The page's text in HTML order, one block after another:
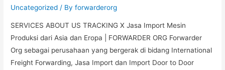
Uncategorized / Byforwarderorg
SERVICES ABOUT US TRACKING X Jasa Import Mesin
Produksi dari Asia dan Eropa | FORWARDER ORG Forwarder
Org sebagai perusahaan yang bergerak di bidang International
Freight Forwarding, Jasa Import dan Import Door to Door